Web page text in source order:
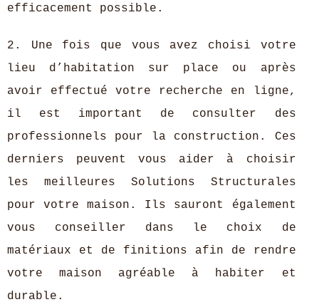
efficacement possible.
2. Une fois que vous avez choisi votre
lieu d’habitation sur place ou après
avoir effectué votre recherche en ligne,
il est important de consulter des
professionnels pour la construction. Ces
derniers peuvent vous aider à choisir
les meilleures Solutions Structurales
pour votre maison. Ils sauront également
vous conseiller dans le choix de
matériaux et de finitions afin de rendre
votre maison agréable à habiter et
durable.